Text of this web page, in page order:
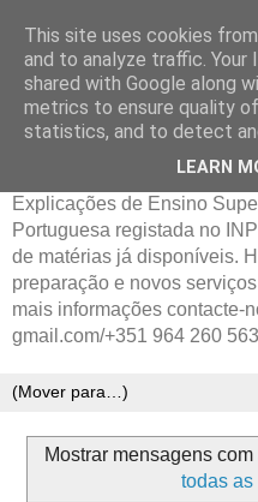
Explicações de Ensino
Portuguesa registada no
de matérias já disponíveis.
preparação e novos
mais informações contacte-
gmail.com/+351 964 260 563
Mostrar mensagens
todas as
This site uses cookies
and to analyze traffic. Your
shared with Google along
metrics to ensure quality
statistics, and to detect
LEARN